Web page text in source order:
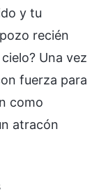
y tu
recién
Una vez
fuerza para
como
atracón